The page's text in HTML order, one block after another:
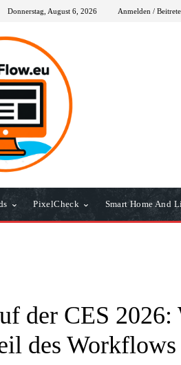
Donnerstag, August 6, 2026 Anmelden /
PixelCheck Smart Home And
der CES
des